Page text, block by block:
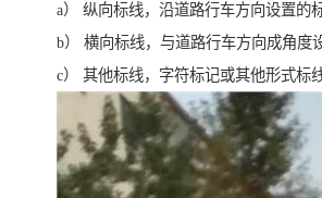
a） 纵向标线，沿道路行车方向设置的标
b） 横向标线，与道路行车方向成角度
c） 其他标线，字符标记或其他形式标线